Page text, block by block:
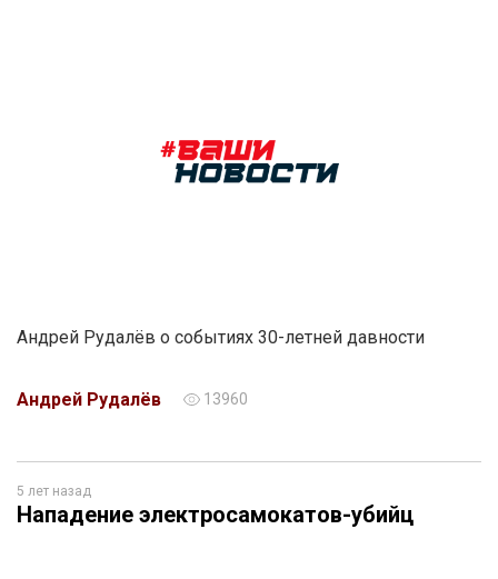
Андрей Рудалёв о событиях 30-летней давности
Андрей Рудалёв 13960
5 лет назад
Нападение электросамокатов-убийц